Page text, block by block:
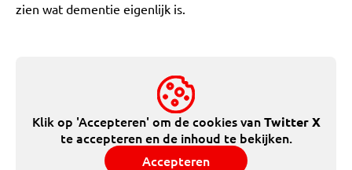
zien wat dementie eigenlijk is.
Klik op 'Accepteren' om de cookies vanTwitter X
te accepteren en de inhoud te bekijken.
Accepteren